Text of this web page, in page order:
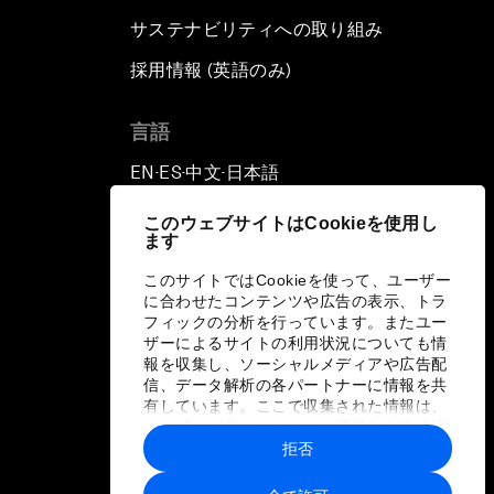
このウェブサイトはCookieを使用し
ます
このサイトではCookieを使って、ユーザー
に合わせたコンテンツや広告の表示、トラ
フィックの分析を行っています。またユー
ザーによるサイトの利用状況についても情
報を収集し、ソーシャルメディアや広告配
信、データ解析の各パートナーに情報を共
有しています。ここで収集された情報は、
ユーザーが各パートナーに提供した他の情
報や各パートナーのサービスを使用した際
に収集された情報と組み合わされ、各パー
トナーによって使用されることがありま
拒否
サステナビリティへの取り組み
採用情報 (英語のみ)
言語
EN ▪ ES▪中文▪ 日本語